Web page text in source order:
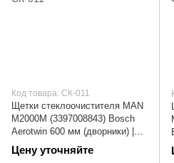
Код товара: СК-011
Щетки стеклоочистителя MAN
M2000M (3397008843) Bosch
Aerotwin 600 мм (дворники) |
СК-011
Цену уточняйте